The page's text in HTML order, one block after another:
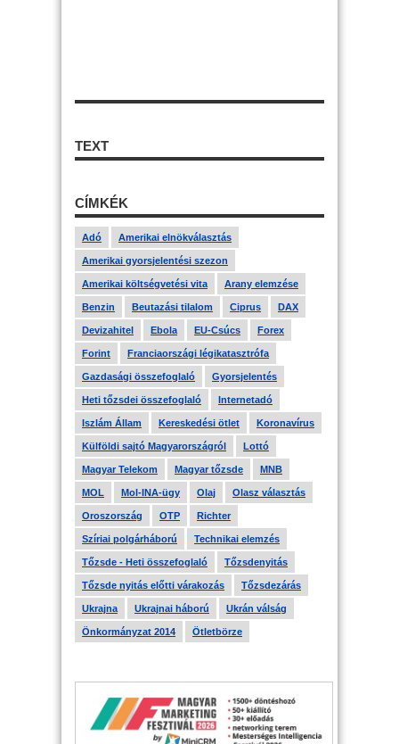
TEXT
CÍMKÉK
Adó Amerikai elnökválasztás
Amerikai gyorsjelentési szezon
Amerikai költségvetési vita Arany elemzése
Benzin Beutazási tilalom Ciprus DAX
Devizahitel Ebola EU-Csúcs Forex
Forint Franciaországi légikatasztrófa
Gazdasági összefoglaló Gyorsjelentés
Heti tőzsdei összefoglaló Internetadó
Iszlám Állam Kereskedési ötlet Koronavírus
Külföldi sajtó Magyarországról Lottó
Magyar Telekom Magyar tőzsde MNB
MOL Mol-INA-ügy Olaj Olasz választás
Oroszország OTP Richter
Szíriai polgárháború Technikai elemzés
Tőzsde - Heti összefoglaló Tőzsdenyitás
Tőzsde nyitás előtti várakozás Tőzsdezárás
Ukrajna Ukrajnai háború Ukrán válság
Önkormányzat 2014 Ötletbörze